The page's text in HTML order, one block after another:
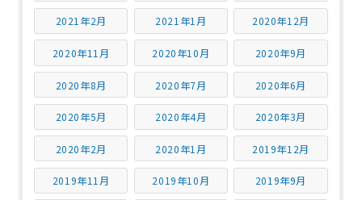
2021年2月 2021年1月 2020年12月
2020年11月 2020年10月 2020年9月
2020年8月 2020年7月 2020年6月
2020年5月 2020年4月 2020年3月
2020年2月 2020年1月 2019年12月
2019年11月 2019年10月 2019年9月